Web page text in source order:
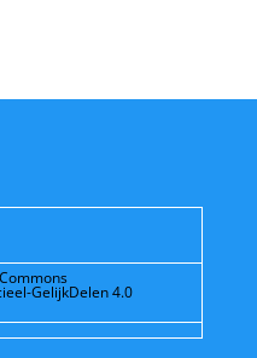
GelijkDelen 4.0